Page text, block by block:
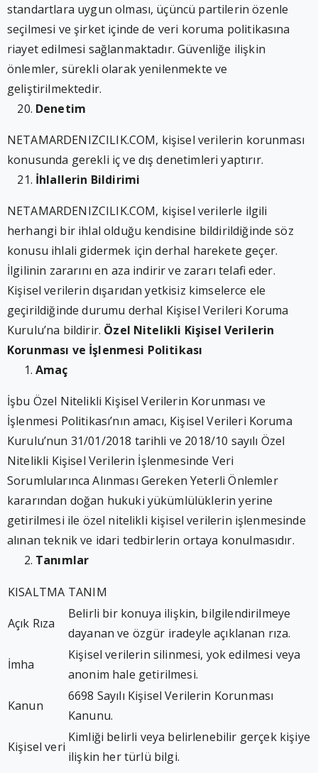
standartlara uygun olması, üçüncü partilerin özenle
seçilmesi ve şirket içinde de veri koruma politikasına
riayet edilmesi sağlanmaktadır. Güvenliğe ilişkin
önlemler, sürekli olarak yenilenmekte ve
geliştirilmektedir.
Denetim
NETAMARDENIZCILIK.COM, kişisel verilerin korunması
konusunda gerekli iç ve dış denetimleri yaptırır.
İhlallerin Bildirimi
NETAMARDENIZCILIK.COM, kişisel verilerle ilgili
herhangi bir ihlal olduğu kendisine bildirildiğinde söz
konusu ihlali gidermek için derhal harekete geçer.
İlgilinin zararını en aza indirir ve zararı telafi eder.
Kişisel verilerin dışarıdan yetkisiz kimselerce ele
geçirildiğinde durumu derhal Kişisel Verileri Koruma
Kurulu’na bildirir. Özel Nitelikli Kişisel Verilerin
Korunması ve İşlenmesi Politikası
Amaç
İşbu Özel Nitelikli Kişisel Verilerin Korunması ve
İşlenmesi Politikası’nın amacı, Kişisel Verileri Koruma
Kurulu’nun 31/01/2018 tarihli ve 2018/10 sayılı Özel
Nitelikli Kişisel Verilerin İşlenmesinde Veri
Sorumlularınca Alınması Gereken Yeterli Önlemler
kararından doğan hukuki yükümlülüklerin yerine
getirilmesi ile özel nitelikli kişisel verilerin işlenmesinde
alınan teknik ve idari tedbirlerin ortaya konulmasıdır.
Tanımlar
KISALTMA TANIM
Açık Rıza
Belirli bir konuya ilişkin, bilgilendirilmeye
dayanan ve özgür iradeyle açıklanan rıza.
İmha
Kişisel verilerin silinmesi, yok edilmesi veya
anonim hale getirilmesi.
Kanun
6698 Sayılı Kişisel Verilerin Korunması
Kanunu.
Kişisel veri
Kimliği belirli veya belirlenebilir gerçek kişiye
ilişkin her türlü bilgi.